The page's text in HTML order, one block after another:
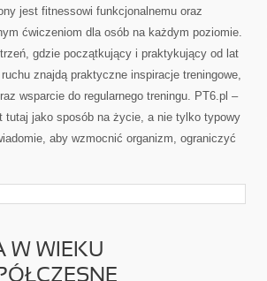
jest fitnessowi funkcjonalnemu oraz
ćwiczeniom dla osób na każdym poziomie.
gdzie początkujący i praktykujący od lat
ruchu znajdą praktyczne inspiracje treningowe,
wsparcie do regularnego treningu. PT6.pl –
tutaj jako sposób na życie, a nie tylko typowy
aby wzmocnić organizm, ograniczyć
W WIEKU